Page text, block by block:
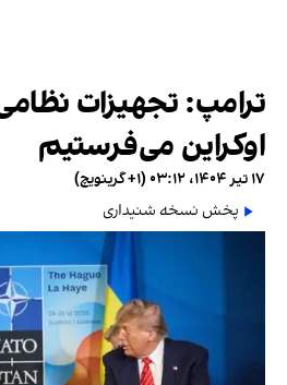
ترامپ: تجهیزات
اوکراین می‌فرستیم
۱۷ تیر ۱۴۰۴، ۰۳:۱۲ (‎+۱ گرینویچ)
پخش نسخه شنیداری